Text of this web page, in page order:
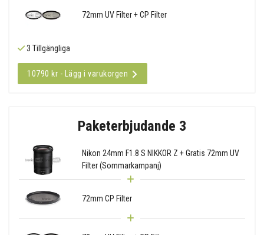
72mm UV Filter + CP Filter
3 Tillgängliga
10790 kr - Lägg i varukorgen
Paketerbjudande 3
Nikon 24mm F1.8 S NIKKOR Z + Gratis 72mm UV
Filter (Sommarkampanj)
72mm CP Filter